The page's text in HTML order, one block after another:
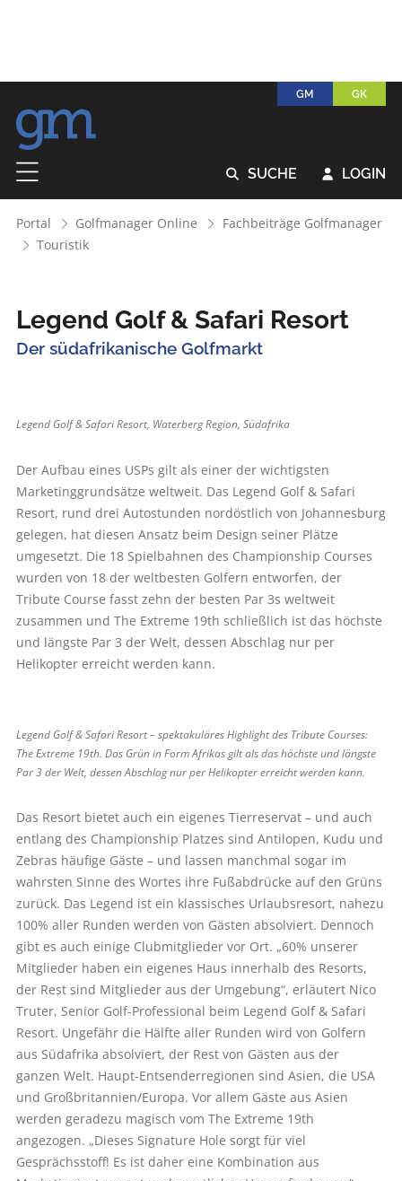
GM GK
 SUCHE  LOGIN
Portal Golfmanager Online
Fachbeiträge Golfmanager
Touristik
Legend Golf & Safari Resort
Der südafrikanische Golfmarkt
Legend Golf & Safari Resort, Waterberg Region, Südafrika
Der Aufbau eines USPs gilt als einer der wichtigsten
Marketinggrundsätze weltweit. Das Legend Golf & Safari
Resort, rund drei Autostunden nordöstlich von Johannesburg
gelegen, hat diesen Ansatz beim Design seiner Plätze
umgesetzt. Die 18 Spielbahnen des Championship Courses
wurden von 18 der weltbesten Golfern entworfen, der
Tribute Course fasst zehn der besten Par 3s weltweit
zusammen und The Extreme 19th schließlich ist das höchste
und längste Par 3 der Welt, dessen Abschlag nur per
Helikopter erreicht werden kann.
Legend Golf & Safari Resort – spektakuläres Highlight des Tribute Courses:
The Extreme 19th. Das Grün in Form Afrikas gilt als das höchste und längste
Par 3 der Welt, dessen Abschlag nur per Helikopter erreicht werden kann.
Das Resort bietet auch ein eigenes Tierreservat – und auch
entlang des Championship Platzes sind Antilopen, Kudu und
Zebras häufige Gäste – und lassen manchmal sogar im
wahrsten Sinne des Wortes ihre Fußabdrücke auf den Grüns
zurück. Das Legend ist ein klassisches Urlaubsresort, nahezu
100% aller Runden werden von Gästen absolviert. Dennoch
gibt es auch einige Clubmitglieder vor Ort. „60% unserer
Mitglieder haben ein eigenes Haus innerhalb des Resorts,
der Rest sind Mitglieder aus der Umgebung“, erläutert Nico
Truter, Senior Golf-Professional beim Legend Golf & Safari
Resort. Ungefähr die Hälfte aller Runden wird von Golfern
aus Südafrika absolviert, der Rest von Gästen aus der
ganzen Welt. Haupt-Entsenderregionen sind Asien, die USA
und Großbritannien/Europa. Vor allem Gäste aus Asien
werden geradezu magisch vom The Extreme 19th
angezogen. „Dieses Signature Hole sorgt für viel
Gesprächsstoff! Es ist daher eine Kombination aus